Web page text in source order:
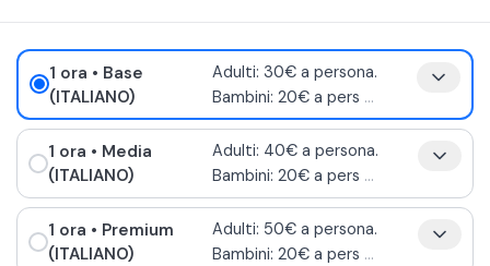
1 ora • Base
(ITALIANO)
Adulti: 30€ a persona.
Bambini: 20€ a pers ...
1 ora • Media
(ITALIANO)
Adulti: 40€ a persona.
Bambini: 20€ a pers ...
1 ora • Premium
(ITALIANO)
Adulti: 50€ a persona.
Bambini: 20€ a pers ...